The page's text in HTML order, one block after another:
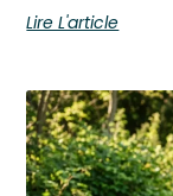
Lire L'article